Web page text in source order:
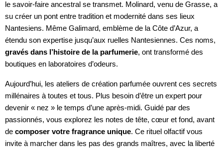
le savoir-faire ancestral se transmet. Molinard, venu de Grasse, a
su créer un pont entre tradition et modernité dans ses lieux
Nantesiens. Même Galimard, emblème de la Côte d’Azur, a
étendu son expertise jusqu’aux ruelles Nantesiennes. Ces noms,
gravés dans l’histoire de la parfumerie, ont transformé des
boutiques en laboratoires d’odeurs.
Aujourd’hui, les ateliers de création parfumée ouvrent ces secrets
millénaires à toutes et tous. Plus besoin d’être un expert pour
devenir « nez » le temps d’une après-midi. Guidé par des
passionnés, vous explorez les notes de tête, cœur et fond, avant
de composer votre fragrance unique. Ce rituel olfactif vous
invite à marcher dans les pas des grands maîtres, avec la liberté